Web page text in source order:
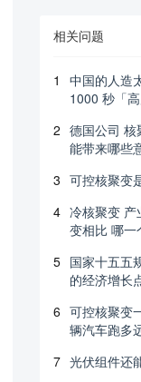
相关问题
1
中国的人造
1000 秒「
2 德国公司 核
能带来哪些
3 可控核聚变
4 冷核聚变 产
变相比 哪一
5 国家十五五
的经济增长
6 可控核聚变
辆汽车跑多
7 光伏组件还